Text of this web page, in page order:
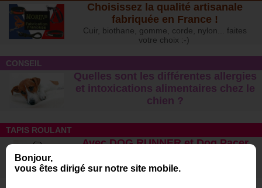
Bonjour,
vous êtes dirigé sur notre site mobile.
Choisissez la qualité artisanale
fabriquée en France !
Cuir, biothane, gomme, corde, nylon... faites
votre choix :-)
CONSEIL
Quelles sont les différentes allergies
et intoxications alimentaires chez le
chien ?
TAPIS ROULANT
Avec DOG RUNNER et Dog Pacer
Morin, distributeur exclusif en France